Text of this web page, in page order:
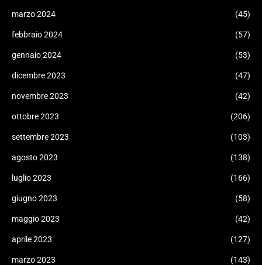
marzo 2024 (45)
febbraio 2024 (57)
gennaio 2024 (53)
dicembre 2023 (47)
novembre 2023 (42)
ottobre 2023 (206)
settembre 2023 (103)
agosto 2023 (138)
luglio 2023 (166)
giugno 2023 (58)
maggio 2023 (42)
aprile 2023 (127)
marzo 2023 (143)